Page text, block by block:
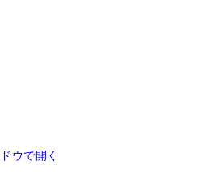
ウで開く